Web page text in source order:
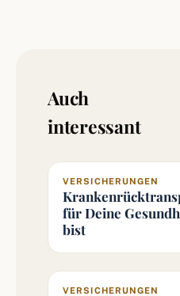
Auch
interessant
VERSICHERUNGEN
für Deine
bist
VERSICHERUNGEN